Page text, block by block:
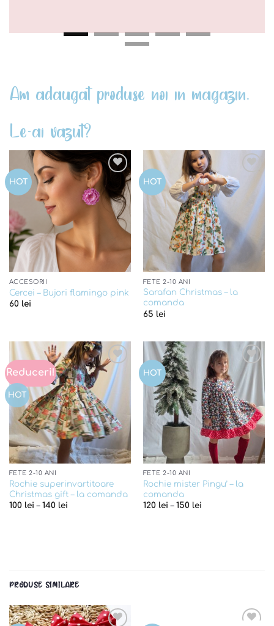
Am adaugat produse noi in magazin.
Le-ai vazut?
HOT
Add to
wishlist
ACCESORII
Cercei – Bujori flamingo pink
60 lei
HOT
Add to
wishlist
FETE 2-10 ANI
Sarafan Christmas – la
comanda
65 lei
Reduceri!
HOT
Add to
wishlist
FETE 2-10 ANI
Rochie superinvartitoare
Christmas gift – la comanda
100 lei – 140 lei
HOT
Add to
wishlist
FETE 2-10 ANI
Rochie mister Pingu’ – la
comanda
120 lei – 150 lei
PRODUSE SIMILARE